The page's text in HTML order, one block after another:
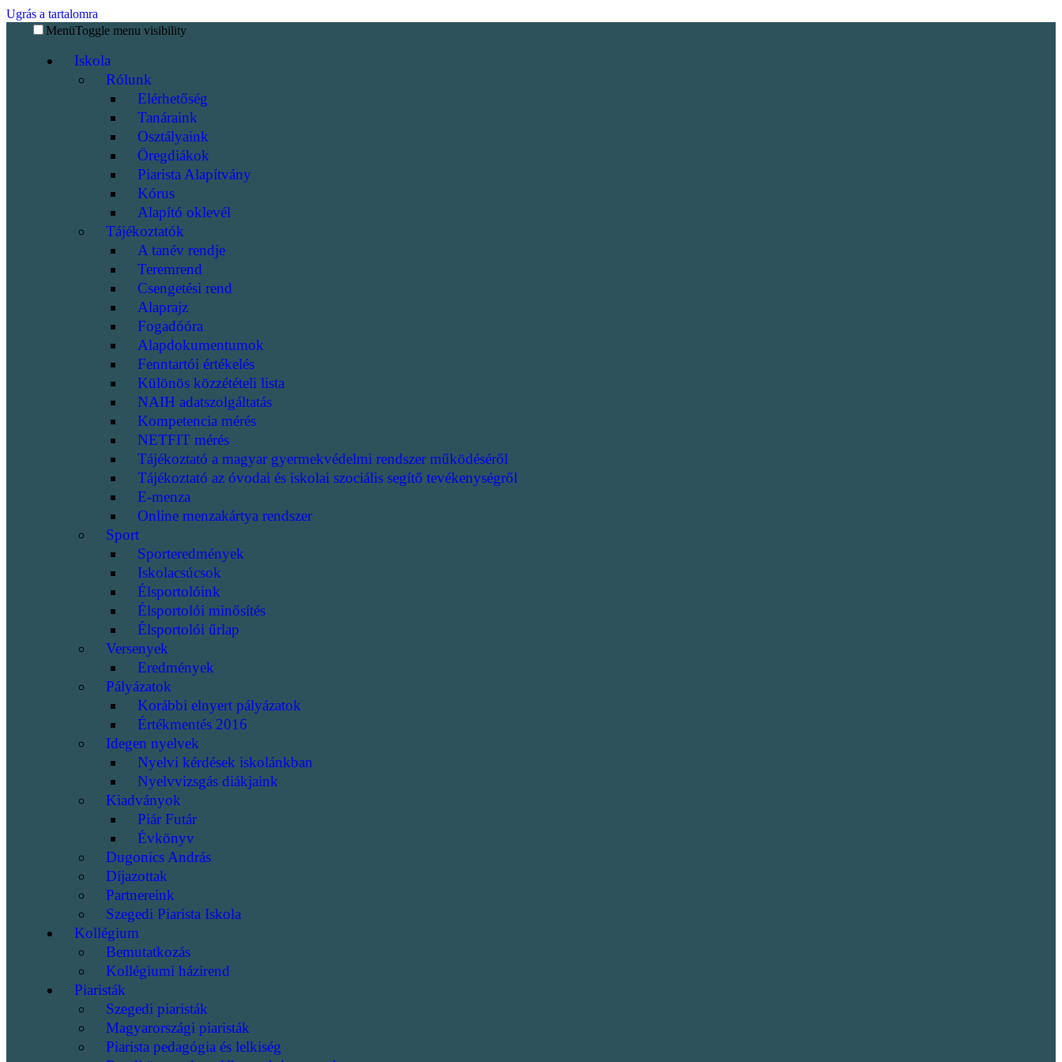
Ugrás a tartalomra
MenüToggle menu visibility
Iskola
Rólunk
Elérhetőség
Tanáraink
Osztályaink
Öregdiákok
Piarista Alapítvány
Kórus
Alapító oklevél
Tájékoztatók
A tanév rendje
Teremrend
Csengetési rend
Alaprajz
Fogadóóra
Alapdokumentumok
Fenntartói értékelés
Különös közzétételi lista
NAIH adatszolgáltatás
Kompetencia mérés
NETFIT mérés
Tájékoztató a magyar gyermekvédelmi rendszer működéséről
Tájékoztató az óvodai és iskolai szociális segítő tevékenységről
E-menza
Online menzakártya rendszer
Sport
Sporteredmények
Iskolacsúcsok
Élsportolóink
Élsportolói minősítés
Élsportolói űrlap
Versenyek
Eredmények
Pályázatok
Korábbi elnyert pályázatok
Értékmentés 2016
Idegen nyelvek
Nyelvi kérdések iskolánkban
Nyelvvizsgás diákjaink
Kiadványok
Piár Futár
Évkönyv
Dugonics András
Díjazottak
Partnereink
Szegedi Piarista Iskola
Kollégium
Bemutatkozás
Kollégiumi házirend
Piaristák
Szegedi piaristák
Magyarországi piaristák
Piarista pedagógia és lelkiség